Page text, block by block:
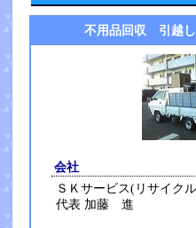
不用品回収 引越し
会社
ＳＫサービス(リサ
代表 加藤 進